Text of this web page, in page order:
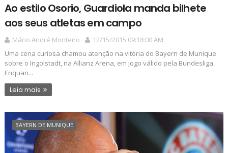
Ao estilo Osorio, Guardiola manda bilhete
aos seus atletas em campo
Mário André Monteiro
12/15/2015 09:18:00 AM
Uma cena curiosa chamou atenção na vitória do Bayern de Munique
sobre o Ingolstadt, na Allianz Arena, em jogo válido pela Bundesliga.
Enquan...
Leia mais
BAYERN DE MUNIQUE